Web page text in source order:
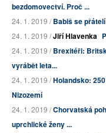
bezdomovectví. Proč ...
24. 1. 2019 /Babiš se
24. 1. 2019 /Jiří Hlavenka
24. 1. 2019 /Brexitéři:
vyrábět leta...
24. 1. 2019 /Holandsko:
Nizozemí
24. 1. 2019 /Chorvatská
uprchlické ženy ...